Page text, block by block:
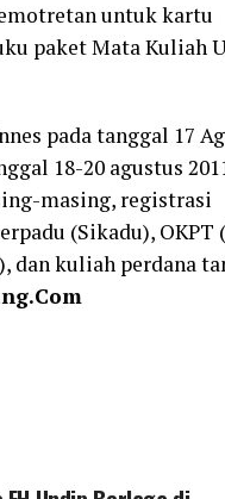
untuk kartu
paket Mata Kuliah
pada tanggal 17
18-20 agustus
masing, registrasi
(Sikadu), OKPT
dan kuliah perdana